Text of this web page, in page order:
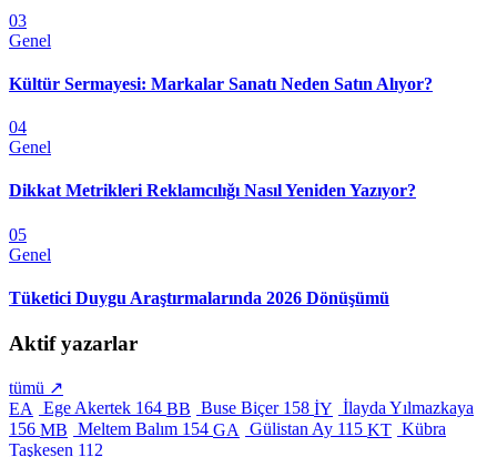
03
Genel
Kültür Sermayesi: Markalar Sanatı Neden Satın Alıyor?
04
Genel
Dikkat Metrikleri Reklamcılığı Nasıl Yeniden Yazıyor?
05
Genel
Tüketici Duygu Araştırmalarında 2026 Dönüşümü
Aktif yazarlar
tümü ↗
EA
Ege Akertek 164 BB Buse Biçer 158 İY İlayda Yılmazkaya
156 MB Meltem Balım 154 GA Gülistan Ay 115 KT Kübra
Taşkesen 112